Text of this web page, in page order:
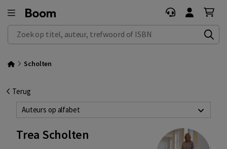
Zoek op titel, auteur, trefwoord of ISBN
Scholten
Terug
Auteurs op alfabet
Trea Scholten